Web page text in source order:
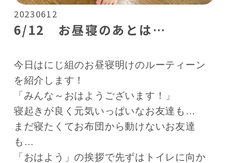
20230612
6/12 お昼寝のあとは…
今日はにじ組のお昼寝明けのルーティーン
を紹介します！
「みんな～おはようございます！」
寝起きが良く元気いっぱいなお友達も…
まだ寝たくてお布団から動けないお友達
も…
「おはよう」の挨拶で先ずはトイレに向か